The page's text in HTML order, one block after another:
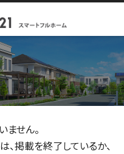
ません。
、掲載を終了しているか、